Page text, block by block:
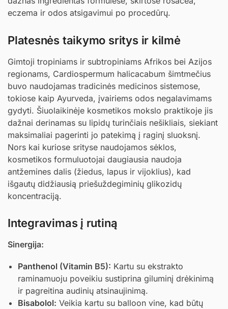
eczema ir odos atsigavimui po procedūrų.
Platesnės taikymo sritys ir kilmė
Gimtoji tropiniams ir subtropiniams Afrikos bei Azijos
regionams, Cardiospermum halicacabum šimtmečius
buvo naudojamas tradicinės medicinos sistemose,
tokiose kaip Ayurveda, įvairiems odos negalavimams
gydyti. Šiuolaikinėje kosmetikos mokslo praktikoje jis
dažnai derinamas su lipidų turinčiais nešikliais, siekiant
maksimaliai pagerinti jo patekimą į raginį sluoksnį.
Nors kai kuriose srityse naudojamos sėklos,
kosmetikos formuluotojai daugiausia naudoja
antžemines dalis (žiedus, lapus ir vijoklius), kad
išgautų didžiausią priešuždegiminių glikozidų
koncentraciją.
Integravimas į rutiną
Sinergija:
Panthenol (Vitamin B5): Kartu su ekstrakto
raminamuoju poveikiu sustiprina giluminį drėkinimą
ir pagreitina audinių atsinaujinimą.
Bisabolol: Veikia kartu su balloon vine, kad būtų